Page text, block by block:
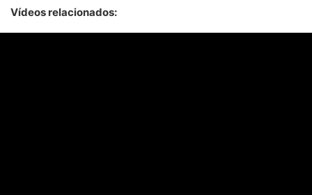
Vídeos relacionados: